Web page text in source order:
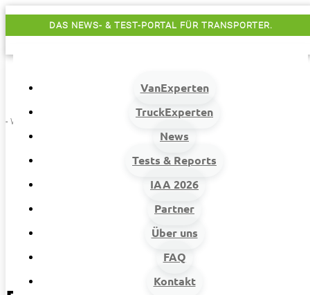
DAS NEWS- & TEST-PORTAL FÜR TRANSPORTER.
VanExperten
TruckExperten
News
Tests & Reports
IAA 2026
Partner
Über uns
FAQ
Kontakt
- Werbung -